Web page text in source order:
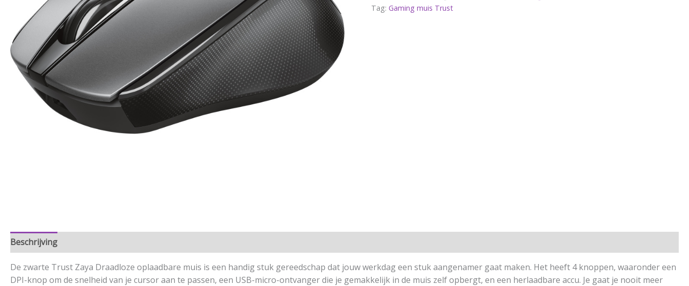
Tag:Gaming muis Trust
Beschrijving
De zwarte Trust Zaya Draadloze oplaadbare muis is een handig stuk gereedschap dat jouw werkdag een stuk aangenamer gaat maken. Het heeft 4 knoppen, waaronder een
DPI-knop om de snelheid van je cursor aan te passen, een USB-micro-ontvanger die je gemakkelijk in de muis zelf opbergt, en een herlaadbare accu. Je gaat je nooit meer